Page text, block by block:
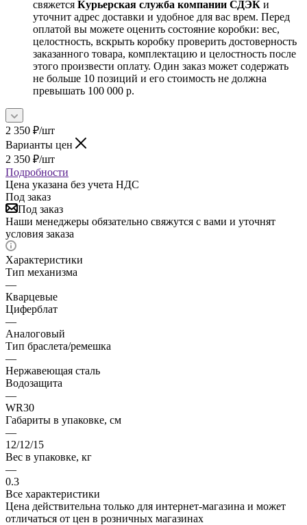
свяжется Курьерская служба компании СДЭК и
уточнит адрес доставки и удобное для вас врем. Перед
оплатой вы можете оценить состояние коробки: вес,
целостность, вскрыть коробку проверить достоверность
заказанного товара, комплектацию и целостность после
этого произвести оплату. Один заказ может содержать
не больше 10 позиций и его стоимость не должна
превышать 100 000 р.
2 350 ₽/шт
Варианты цен
2 350 ₽/шт
Подробности
Цена указана без учета НДС
Под заказ
Под заказ
Наши менеджеры обязательно свяжутся с вами и уточнят
условия заказа
Характеристики
Тип механизма
—
Кварцевые
Циферблат
—
Аналоговый
Тип браслета/ремешка
—
Нержавеющая сталь
Водозащита
—
WR30
Габариты в упаковке, см
—
12/12/15
Вес в упаковке, кг
—
0.3
Все характеристики
Цена действительна только для интернет-магазина и может
отличаться от цен в розничных магазинах